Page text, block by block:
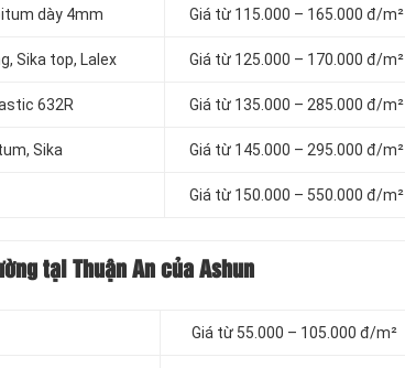
dày 4mm Giá từ 115.000 – 165.000 đ/m²
Sika top, Lalex Giá từ 125.000 – 170.000 đ/m²
632R Giá từ 135.000 – 285.000 đ/m²
Sika Giá từ 145.000 – 295.000 đ/m²
Giá từ 150.000 – 550.000 đ/m²
tại Thuận An của Ashun
Giá từ 55.000 – 105.000 đ/m²